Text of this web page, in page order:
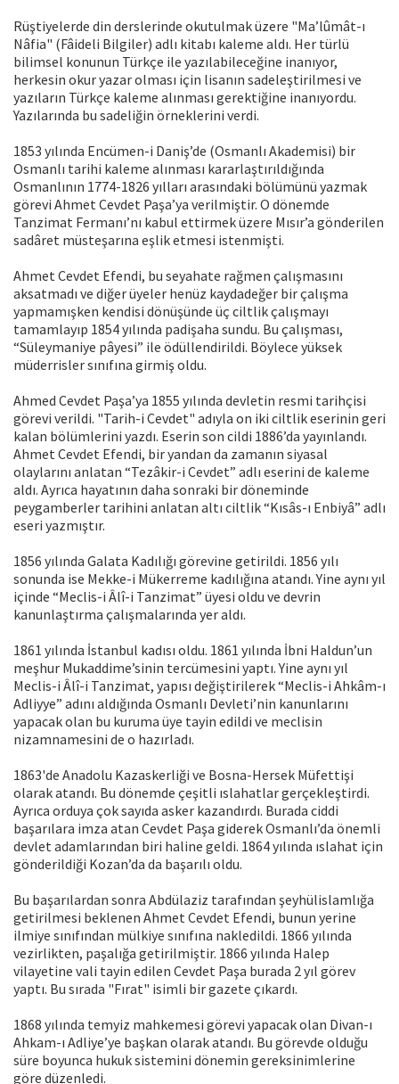
Rüştiyelerde din derslerinde okutulmak üzere "Ma’lûmât-ı
Nâfia" (Fâideli Bilgiler) adlı kitabı kaleme aldı. Her türlü
bilimsel konunun Türkçe ile yazılabileceğine inanıyor,
herkesin okur yazar olması için lisanın sadeleştirilmesi ve
yazıların Türkçe kaleme alınması gerektiğine inanıyordu.
Yazılarında bu sadeliğin örneklerini verdi.
1853 yılında Encümen-i Daniş’de (Osmanlı Akademisi) bir
Osmanlı tarihi kaleme alınması kararlaştırıldığında
Osmanlının 1774-1826 yılları arasındaki bölümünü yazmak
görevi Ahmet Cevdet Paşa’ya verilmiştir. O dönemde
Tanzimat Fermanı’nı kabul ettirmek üzere Mısır’a gönderilen
sadâret müsteşarına eşlik etmesi istenmişti.
Ahmet Cevdet Efendi, bu seyahate rağmen çalışmasını
aksatmadı ve diğer üyeler henüz kaydadeğer bir çalışma
yapmamışken kendisi dönüşünde üç ciltlik çalışmayı
tamamlayıp 1854 yılında padişaha sundu. Bu çalışması,
“Süleymaniye pâyesi” ile ödüllendirildi. Böylece yüksek
müderrisler sınıfına girmiş oldu.
Ahmed Cevdet Paşa’ya 1855 yılında devletin resmi tarihçisi
görevi verildi. "Tarih-i Cevdet" adıyla on iki ciltlik eserinin geri
kalan bölümlerini yazdı. Eserin son cildi 1886’da yayınlandı.
Ahmet Cevdet Efendi, bir yandan da zamanın siyasal
olaylarını anlatan “Tezâkir-i Cevdet” adlı eserini de kaleme
aldı. Ayrıca hayatının daha sonraki bir döneminde
peygamberler tarihini anlatan altı ciltlik “Kısâs-ı Enbiyâ” adlı
eseri yazmıştır.
1856 yılında Galata Kadılığı görevine getirildi. 1856 yılı
sonunda ise Mekke-i Mükerreme kadılığına atandı. Yine aynı yıl
içinde “Meclis-i Âlî-i Tanzimat” üyesi oldu ve devrin
kanunlaştırma çalışmalarında yer aldı.
1861 yılında İstanbul kadısı oldu. 1861 yılında İbni Haldun’un
meşhur Mukaddime’sinin tercümesini yaptı. Yine aynı yıl
Meclis-i Âlî-i Tanzimat, yapısı değiştirilerek “Meclis-i Ahkâm-ı
Adliyye” adını aldığında Osmanlı Devleti’nin kanunlarını
yapacak olan bu kuruma üye tayin edildi ve meclisin
nizamnamesini de o hazırladı.
1863'de Anadolu Kazaskerliği ve Bosna-Hersek Müfettişi
olarak atandı. Bu dönemde çeşitli ıslahatlar gerçekleştirdi.
Ayrıca orduya çok sayıda asker kazandırdı. Burada ciddi
başarılara imza atan Cevdet Paşa giderek Osmanlı’da önemli
devlet adamlarından biri haline geldi. 1864 yılında ıslahat için
gönderildiği Kozan’da da başarılı oldu.
Bu başarılardan sonra Abdülaziz tarafından şeyhülislamlığa
getirilmesi beklenen Ahmet Cevdet Efendi, bunun yerine
ilmiye sınıfından mülkiye sınıfına nakledildi. 1866 yılında
vezirlikten, paşalığa getirilmiştir. 1866 yılında Halep
vilayetine vali tayin edilen Cevdet Paşa burada 2 yıl görev
yaptı. Bu sırada "Fırat" isimli bir gazete çıkardı.
1868 yılında temyiz mahkemesi görevi yapacak olan Divan-ı
Ahkam-ı Adliye’ye başkan olarak atandı. Bu görevde olduğu
süre boyunca hukuk sistemini dönemin gereksinimlerine
göre düzenledi.